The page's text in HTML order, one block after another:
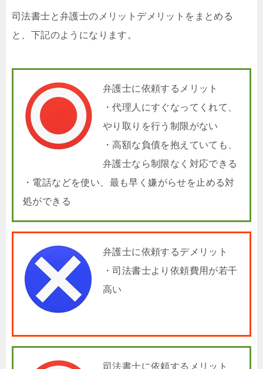
司法書士と弁護士のメリットデメリットをまとめる
と、下記のようになります。
弁護士に依頼するメリット
・代理人にすぐなってくれて、
やり取りを行う制限がない
・高額な負債を抱えていても、
弁護士なら制限なく対応できる
・電話などを使い、最も早く嫌がらせを止める対
処ができる
弁護士に依頼するデメリット
・司法書士より依頼費用が若干
高い
司法書士に依頼するメリット